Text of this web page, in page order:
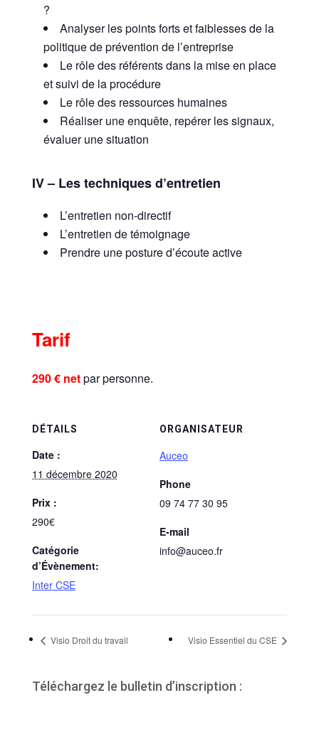
?
Analyser les points forts et faiblesses de la
politique de prévention de l’entreprise
Le rôle des référents dans la mise en place
et suivi de la procédure
Le rôle des ressources humaines
Réaliser une enquête, repérer les signaux,
évaluer une situation
IV – Les techniques d’entretien
L’entretien non-directif
L’entretien de témoignage
Prendre une posture d’écoute active
Tarif
290 € netpar personne.
DÉTAILS
Date :
11 décembre 2020
Prix :
290€
Catégorie
d’Évènement:
Inter CSE
ORGANISATEUR
Auceo
Phone
09 74 77 30 95
E-mail
info@auceo.fr
Visio Droit du travail Visio Essentiel du CSE
Téléchargez le bulletin d’inscription :